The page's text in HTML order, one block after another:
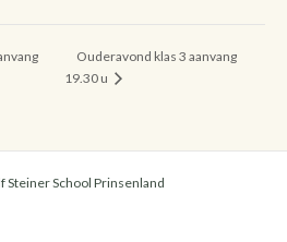
Ouderavond klas 3 aanvang
19.30 u
Steiner School Prinsenland